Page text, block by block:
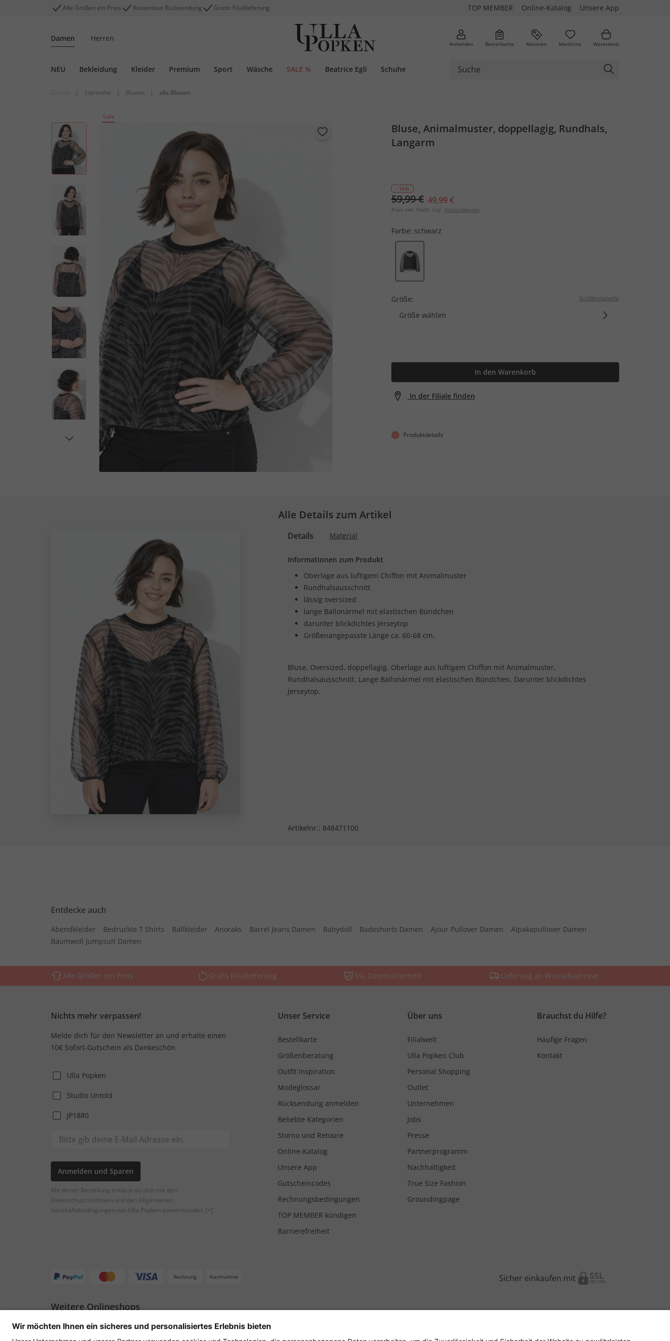
Alle Größen ein Preis Kostenlose Rücksendung Gratis Filiallieferung TOP MEMBER Online-Katalog Unsere App
Damen Herren
Anmelden Bestellkarte Aktionen Merkliste Warenkorb
NEU Bekleidung Kleider Premium Sport Wäsche SALE % Beatrice Egli Schuhe
| Startseite | Blusen | alle Blusen
Sale
Bluse, Animalmuster, doppellagig, Rundhals,
Langarm
- 16%
59,99 € 49,99 €
Preis inkl. MwSt. zzgl. Versandkosten
Farbe: schwarz
Größe: Größentabelle
Größe wählen
In den Warenkorb
In der Filiale finden
Produktdetails
Alle Details zum Artikel
Details Material
Informationen zum Produkt
Oberlage aus luftigem Chiffon mit Animalmuster
Rundhalsausschnitt
lässig oversized
lange Ballonärmel mit elastischen Bündchen
darunter blickdichtes Jerseytop
Größenangepasste Länge ca. 60-68 cm.
Bluse, Oversized, doppellagig. Oberlage aus luftigem Chiffon mit Animalmuster,
Rundhalsausschnitt. Lange Ballonärmel mit elastischen Bündchen. Darunter blickdichtes
Jerseytop.
Artikelnr.: 848471100
Entdecke auch
Abendkleider Bedruckte T Shirts Ballkleider Anoraks Barrel Jeans Damen Babydoll Badeshorts Damen Ajour Pullover Damen
Alpakapullover Damen
Baumwoll Jumpsuit Damen
Alle Größen ein Preis Gratis Filiallieferung SSL Datensicherheit Lieferung an Wunschadresse
Nichts mehr verpassen!
Melde dich für den Newsletter an und erhalte einen
10€ Sofort-Gutschein als Dankeschön
Ulla Popken
Studio Untold
JP1880
Anmelden und Sparen
Mit deiner Bestellung erklärst du dich mit den
Datenschutzrichtlinien und den Allgemeinen
Geschäftsbedingungen von Ulla Popken einverstanden. [+]
Unser Service
Bestellkarte
Größenberatung
Outfit Inspiration
Modeglossar
Rücksendung anmelden
Beliebte Kategorien
Storno und Retoure
Online-Katalog
Unsere App
Gutscheincodes
Rechnungsbedingungen
TOP MEMBER kündigen
Barrierefreiheit
Über uns
Filialwelt
Ulla Popken Club
Personal Shopping
Outlet
Unternehmen
Jobs
Presse
Partnerprogramm
Nachhaltigkeit
True Size Fashion
Groundingpage
Brauchst du Hilfe?
Häufige Fragen
Kontakt
Rechnung Nachnahme Sicher einkaufen mit
Weitere Onlineshops
Deutschland